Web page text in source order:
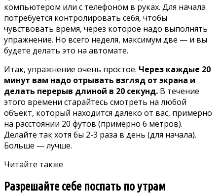
компьютером или с телефоном в руках. Для начала
потребуется контролировать себя, чтобы
чувствовать время, через которое надо выполнять
упражнение. Но всего неделя, максимум две — и вы
будете делать это на автомате.
Итак, упражнение очень простое. Через каждые 20
минут вам надо отрывать взгляд от экрана и
делать перерыв длиной в 20 секунд. В течение
этого времени старайтесь смотреть на любой
объект, который находится далеко от вас, примерно
на расстоянии 20 футов (примерно 6 метров).
Делайте так хотя бы 2-3 раза в день (для начала).
Больше — лучше.
Читайте также
Разрешайте себе поспать по утрам